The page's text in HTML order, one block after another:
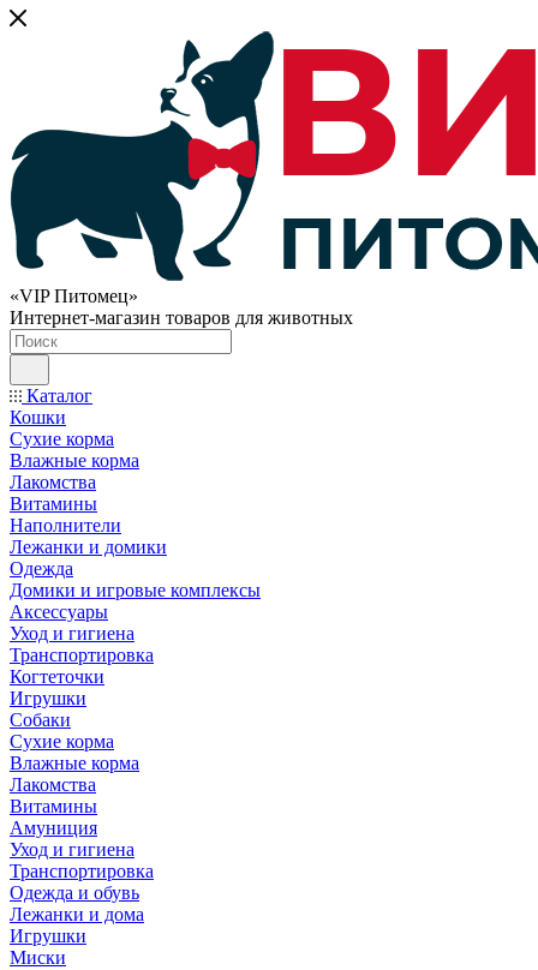
«VIP Питомец»
Интернет-магазин товаров для животных
Каталог
Кошки
Сухие корма
Влажные корма
Лакомства
Витамины
Наполнители
Лежанки и домики
Одежда
Домики и игровые комплексы
Аксессуары
Уход и гигиена
Транспортировка
Когтеточки
Игрушки
Собаки
Сухие корма
Влажные корма
Лакомства
Витамины
Амуниция
Уход и гигиена
Транспортировка
Одежда и обувь
Лежанки и дома
Игрушки
Миски